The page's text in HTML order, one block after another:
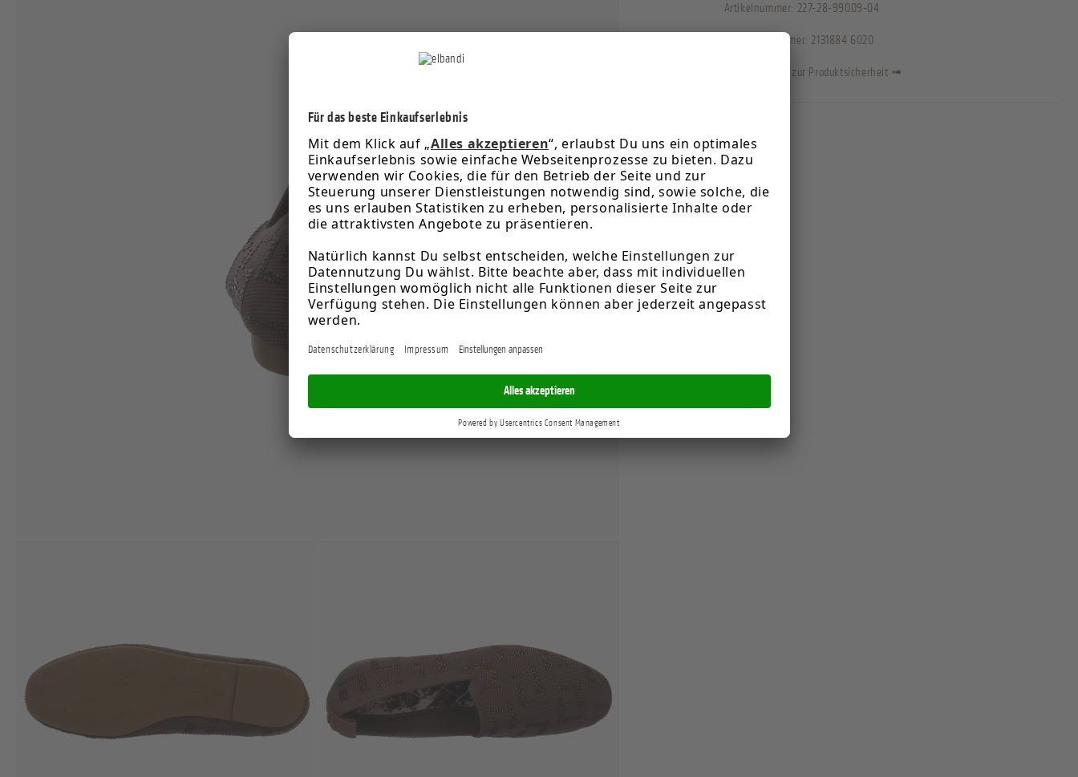
Artikelnummer: 227-28-99009-04
Herstellernummer: 2131884 6020
Informationen zur Produktsicherheit ➟
Lohfelder Str. 15, 53604 Bad Honnef, Deutschland
onlineshop@lastradafashion.de
Verantwortliche Person für die EU:
onlineshop@lastradafashion.de